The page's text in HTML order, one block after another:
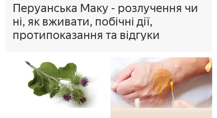
Перуанська Маку - розлучення чи
ні, як вживати, побічні дії,
протипоказання та відгуки